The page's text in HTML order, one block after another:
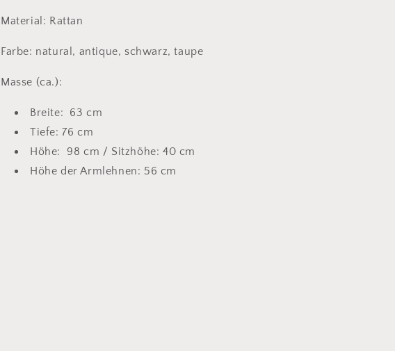
Material: Rattan
Farbe: natural, antique, schwarz, taupe
Masse (ca.):
Breite: 63 cm
Tiefe: 76 cm
Höhe: 98 cm / Sitzhöhe: 40 cm
Höhe der Armlehnen: 56 cm